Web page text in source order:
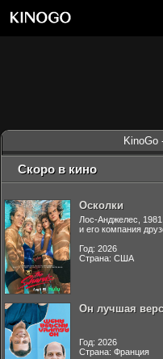
KinoGo
Скоро в кино
Осколки
Лос-Анджелес,
и его компания
Год: 2026
Страна: США
Он лучшая
Год: 2026
Страна: Франция